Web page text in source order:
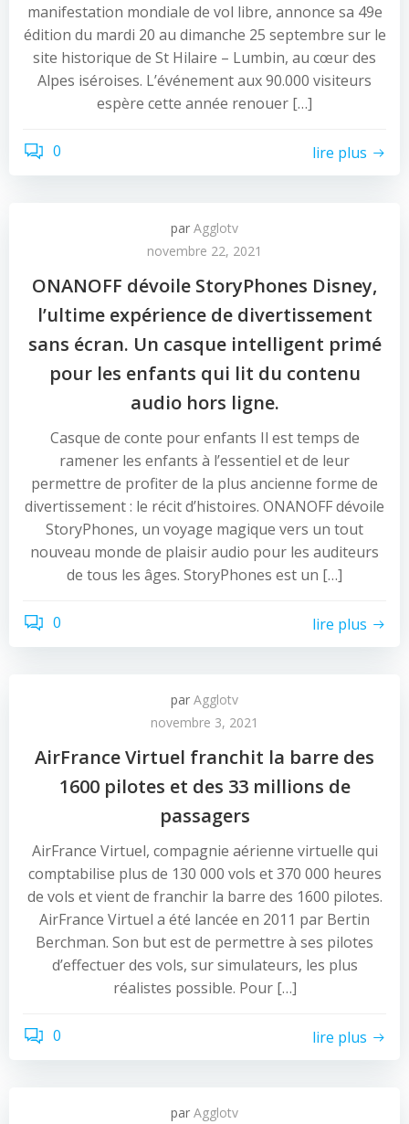
manifestation mondiale de vol libre, annonce sa 49e
édition du mardi 20 au dimanche 25 septembre sur le
site historique de St Hilaire – Lumbin, au cœur des
Alpes iséroises. L’événement aux 90.000 visiteurs
espère cette année renouer […]
0 lire plus
par Agglotv
novembre 22, 2021
ONANOFF dévoile StoryPhones Disney,
l’ultime expérience de divertissement
sans écran. Un casque intelligent primé
pour les enfants qui lit du contenu
audio hors ligne.
Casque de conte pour enfants Il est temps de
ramener les enfants à l’essentiel et de leur
permettre de profiter de la plus ancienne forme de
divertissement : le récit d’histoires. ONANOFF dévoile
StoryPhones, un voyage magique vers un tout
nouveau monde de plaisir audio pour les auditeurs
de tous les âges. StoryPhones est un […]
0 lire plus
par Agglotv
novembre 3, 2021
AirFrance Virtuel franchit la barre des
1600 pilotes et des 33 millions de
passagers
AirFrance Virtuel, compagnie aérienne virtuelle qui
comptabilise plus de 130 000 vols et 370 000 heures
de vols et vient de franchir la barre des 1600 pilotes.
AirFrance Virtuel a été lancée en 2011 par Bertin
Berchman. Son but est de permettre à ses pilotes
d’effectuer des vols, sur simulateurs, les plus
réalistes possible. Pour […]
0 lire plus
par Agglotv